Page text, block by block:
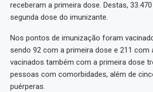
receberam a primeira dose. Destas,
segunda dose do imunizante.
Nos pontos de imunização foram
sendo 92 com a primeira dose e 211 com
vacinados também com a primeira dose
pessoas com comorbidades, além de
puérperas.